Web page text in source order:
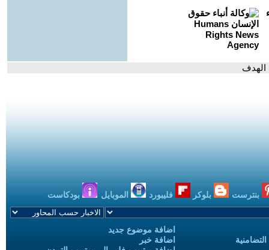
الهدف
بنترست بلوكر فليبورد الموبايل بودكاست
اضافة موضوع جديد
اضافة خبر